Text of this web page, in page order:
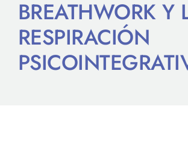
BREATHWORK Y
RESPIRACIÓN